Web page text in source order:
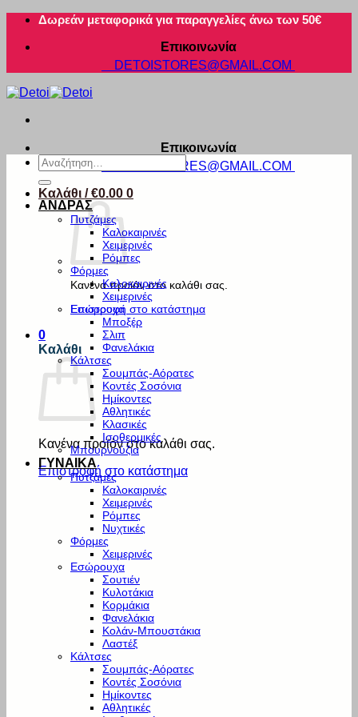
Μετάβαση
περιεχόμενο
Δωρεάν μεταφορικά για παραγγελίες άνω των 50€
Επικοινωνία
DETOISTORES@GMAIL.COM
Επικοινωνία
DETOISTORES@GMAIL.COM
Καλάθι /€0.00 0
Κανένα προϊόν στο καλάθι σας.
Επιστροφή στο κατάστημα
0
Καλάθι
Κανένα προϊόν στο καλάθι σας.
Επιστροφή στο κατάστημα
Αναζήτηση
για:
ΑΝΔΡΑΣ
Πυτζάμες
Καλοκαιρινές
Χειμερινές
Ρόμπες
Φόρμες
Καλοκαιρινές
Χειμερινές
Εσώρουχα
Μποξέρ
Σλιπ
Φανελάκια
Κάλτσες
Σουμπάς-Αόρατες
Κοντές Σοσόνια
Ημίκοντες
Αθλητικές
Κλασικές
Ισοθερμικές
Μπουρνούζια
ΓΥΝΑΙΚΑ
Πυτζάμες
Καλοκαιρινές
Χειμερινές
Ρόμπες
Νυχτικές
Φόρμες
Χειμερινές
Εσώρουχα
Σουτιέν
Κυλοτάκια
Κορμάκια
Φανελάκια
Κολάν-Μπουστάκια
Λαστέξ
Κάλτσες
Σουμπάς-Αόρατες
Κοντές Σοσόνια
Ημίκοντες
Αθλητικές